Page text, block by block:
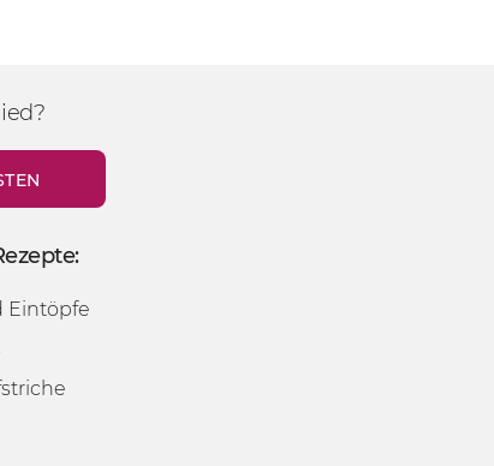
Eintöpfe